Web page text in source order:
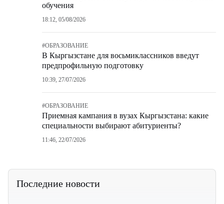
обучения
18:12, 05/08/2026
#ОБРАЗОВАНИЕ
В Кыргызстане для восьмиклассников введут
предпрофильную подготовку
10:39, 27/07/2026
#ОБРАЗОВАНИЕ
Приемная кампания в вузах Кыргызстана: какие
специальности выбирают абитуриенты?
11:46, 22/07/2026
Последние новости